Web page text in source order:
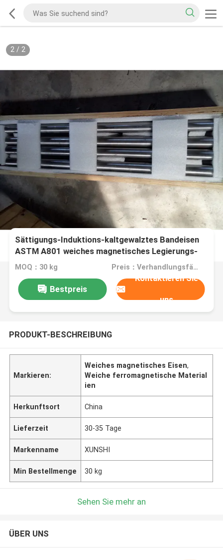
2/ 2
Sättigungs-Induktions-kaltgewalztes Bandeisen
ASTM A801 weiches magnetisches Legierungs-
HiperCo27 hohes
MOQ：30 kg Preis：Verhandlungsfähig
Bestpreis
Kontaktieren Sie
uns
PRODUKT-BESCHREIBUNG
Markieren:
Weiches magnetisches Eisen,
Weiche ferromagnetische Material
ien
Herkunftsort China
Lieferzeit 30-35 Tage
Markenname XUNSHI
Min Bestellmenge 30 kg
Sehen Sie mehr an
ÜBER UNS